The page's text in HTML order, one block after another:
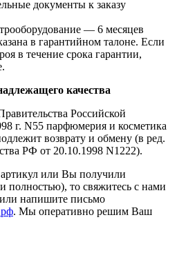
документы к заказу
— 6 месяцев
в гарантийном талоне. Если
в течение срока гарантии,
качества
Российской
г. N55 парфюмерия и косметика
возврату и обмену (в ред.
РФ от 20.10.1998 N1222).
или Вы получили
полностью), то свяжитесь с нами
напишите письмо
. Мы оперативно решим Ваш